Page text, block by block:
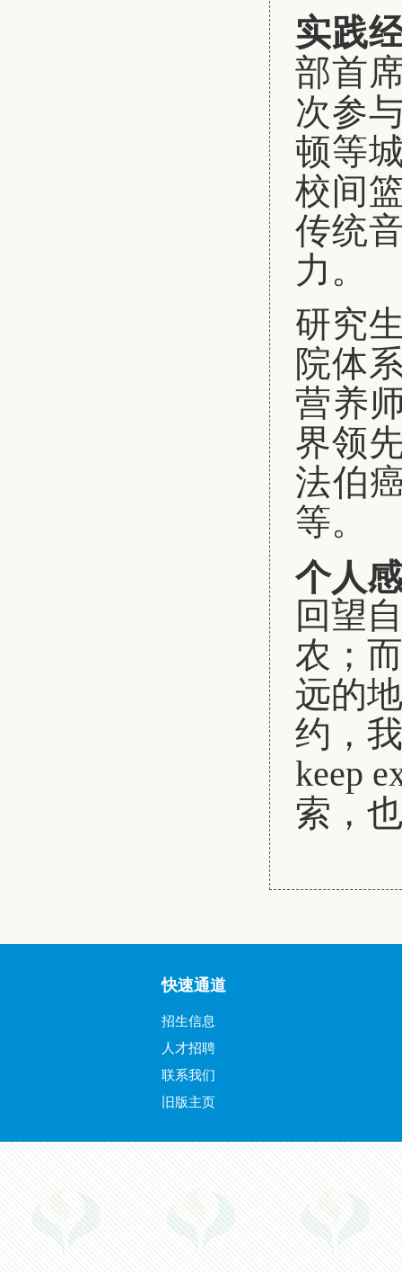
实践
部首
次参
顿等
校间
传统
力。
研究
院体
营养
界领
法伯
等。
个人
回望
农；
远的
约，
keep
索，
快速通道
招生信息
人才招聘
联系我们
旧版主页